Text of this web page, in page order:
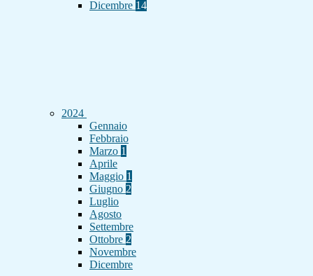
Dicembre 14
2024
Gennaio
Febbraio
Marzo 1
Aprile
Maggio 1
Giugno 2
Luglio
Agosto
Settembre
Ottobre 2
Novembre
Dicembre